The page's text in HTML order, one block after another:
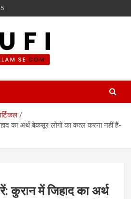
का अर्थ बेकसूर लोगों का कत्ल करना नहीं है-
कुरान में जिहाद का अर्थ